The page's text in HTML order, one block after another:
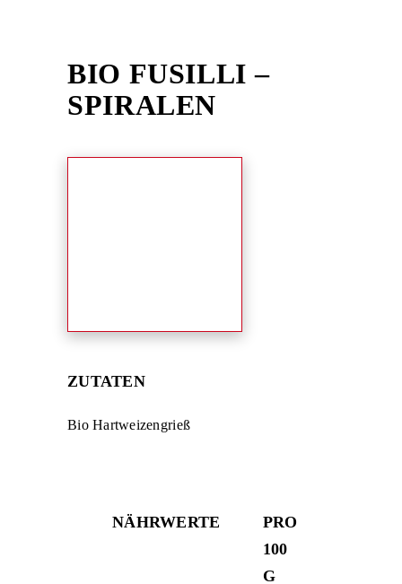
BIO FUSILLI –
SPIRALEN
ZUTATEN
Bio Hartweizengrieß
NÄHRWERTE
PRO
100
G